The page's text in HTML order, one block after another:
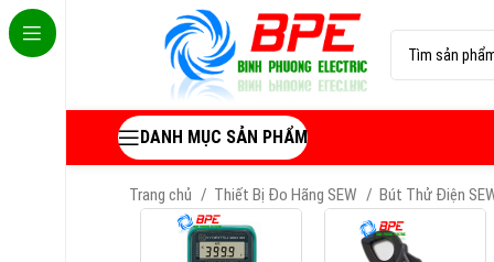
DANH MỤC SẢN PHẨM
Trang chủ Thiết Bị Đo Hãng SEW Bút Thử Điện